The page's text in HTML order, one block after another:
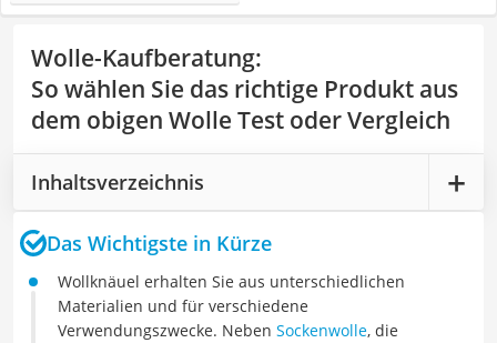
Wolle-Kaufberatung:
So wählen Sie das richtige Produkt aus
dem obigen Wolle Test oder Vergleich
Inhaltsverzeichnis
Das Wichtigste in Kürze
Wollknäuel erhalten Sie aus unterschiedlichen
Materialien und für verschiedene
Verwendungszwecke. Neben Sockenwolle, die